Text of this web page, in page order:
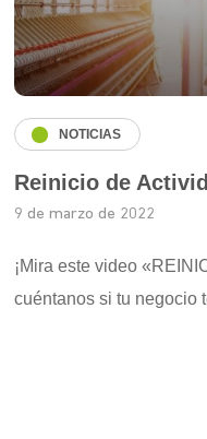
NOTICIAS
Reinicio de
9 de marzo de 2022
¡Mira este video
cuéntanos si tu negocio